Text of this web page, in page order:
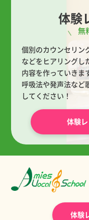
体験
無
個別のカウンセリン
などをヒアリングし
内容を作っていきま
呼吸法や発声法など
してください！
体験
体験